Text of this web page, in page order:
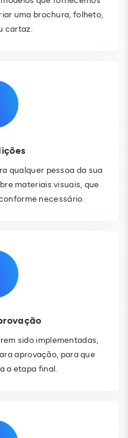
uma brochura, folheto,
cartaz.
qualquer pessoa da sua
materiais visuais, que
necessário.
sido implementadas,
aprovação, para que
a etapa final.